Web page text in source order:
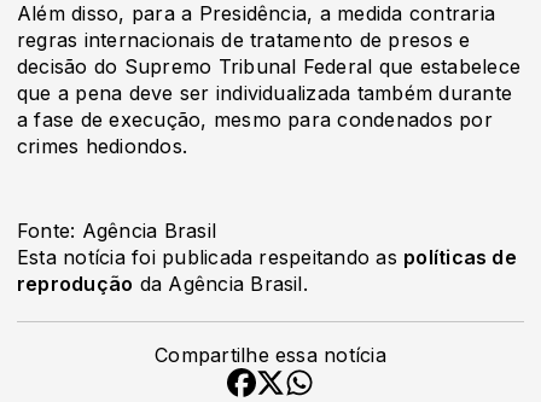
Além disso, para a Presidência, a medida contraria
regras internacionais de tratamento de presos e
decisão do Supremo Tribunal Federal que estabelece
que a pena deve ser individualizada também durante
a fase de execução, mesmo para condenados por
crimes hediondos.
Fonte: Agência Brasil
Esta notícia foi publicada respeitando as políticas de
reprodução da Agência Brasil.
Compartilhe essa notícia